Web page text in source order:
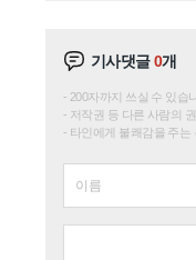
기사댓글0개
200자까지 쓰실 수 있습
저작권 등 다른 사람의
타인에게 불쾌감을 주는